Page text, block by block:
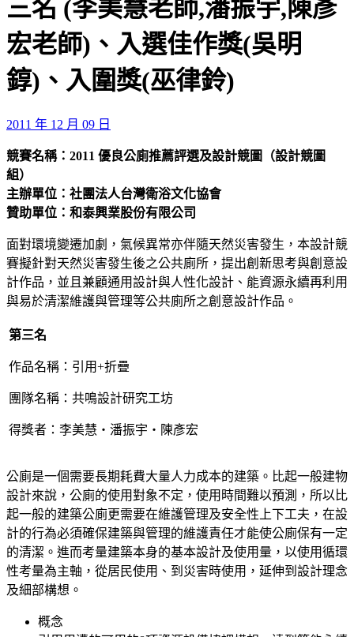
三名 (李美慧老師,潘振宇,陳彥
宏老師)、入選佳作獎(吳明
錞)、入圍獎(巫律鈴)
2011 年 12 月 09 日
競賽名稱：2011 優良公廁推薦評選及設計競圖（設計競圖
組）
主辦單位：社團法人台灣衛浴文化協會
贊助單位：和泰興業股份有限公司
面對環境變遷加劇，氣候異常亦伴隨天然災害發生，本設計競
賽擬針對天然災害發生後之公共廁所，提出創新思考與創意設
計作品，並且兼顧通用設計與人性化設計、能資源永續再利用
與易於清潔維護與管理等公共廁所之創意設計作品。
第三名
作品名稱：引用+折疊
團隊名稱：共鳴設計研究工坊
得獎者：李美慧‧潘振宇‧陳彥宏
公廁是一個需要長期耗費大量人力成本的建築。比起一般建物
設計來說，公廁的使用對象不定，使用時間難以預測，所以比
起一般的建築公廁更需要在維護管理及安全性上下工夫，在設
計的行為必須確保建築與管理的維護責任才能使公廁保有一定
的清潔。進而考量建築本身的基本設計及使用量，以使用循環
性考量為主軸，從居民使用、到災害時使用，延伸到設計理念
及細部構想。
概念